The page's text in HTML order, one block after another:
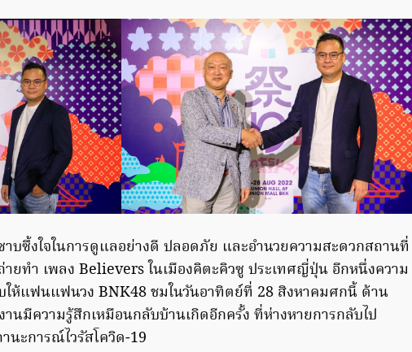
บซึ้งใจในการดูแลอย่างดี ปลอดภัย และอำนวยความสะดวกสถานที่
ายทำ เพลง Believers ในเมืองคิตะคิวซู ประเทศญี่ปุ่น อีกหนึ่งความ
ให้แฟนแฟนวง BNK48 ชมในวันอาทิตย์ที่ 28 สิงหาคมศกนี้ ด้าน
านมีความรู้สึกเหมือนกลับบ้านเกิดอีกครั้ง ที่ห่างหายการกลับไป
นะการณ์ไวรัสโควิด-19